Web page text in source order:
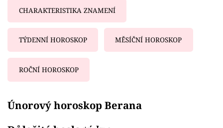
CHARAKTERISTIKA ZNAMENÍ
TÝDENNÍ HOROSKOP MĚSÍČNÍ HOROSKOP
ROČNÍ HOROSKOP
Únorový horoskop Berana